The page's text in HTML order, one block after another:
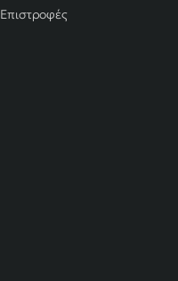
Επιστροφές